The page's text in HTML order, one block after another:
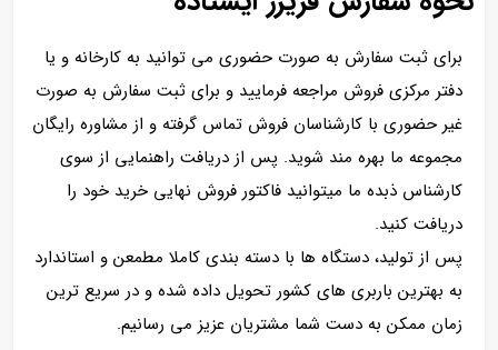
برای ثبت سفارش به صورت حضوری می توانید به کارخانه و یا
دفتر مرکزی فروش مراجعه فرمایید و برای ثبت سفارش به صورت
غیر حضوری با کارشناسان فروش تماس گرفته و از مشاوره رایگان
مجموعه ما بهره مند شوید. پس از دریافت راهنمایی از سوی
کارشناس ذبده ما میتوانید فاکتور فروش نهایی خرید خود را
دریافت کنید.
پس از تولید، دستگاه ها با دسته بندی کاملا مطمعن و استاندارد
به بهترین باربری های کشور تحویل داده شده و در سریع ترین
زمان ممکن به دست شما مشتریان عزیز می رسانیم.